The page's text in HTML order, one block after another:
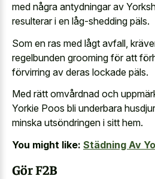
med några antydningar av
resulterar i en låg-shedding päls.
Som en ras med lågt avfall,
regelbunden grooming för att
förvirring av deras lockade päls.
Med rätt omvårdnad och
Yorkie Poos bli underbara
minska utsöndringen i sitt hem.
You might like: Städning Av
Gör F2B